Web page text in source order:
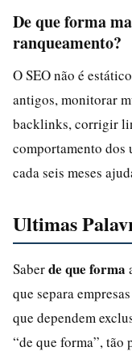
De que forma
ranqueamento?
O SEO não é
antigos, monitorar
backlinks, corrigir
comportamento dos
cada seis meses
Ultimas
Saberde que forma
que separa
que dependem
“de que forma”, tão